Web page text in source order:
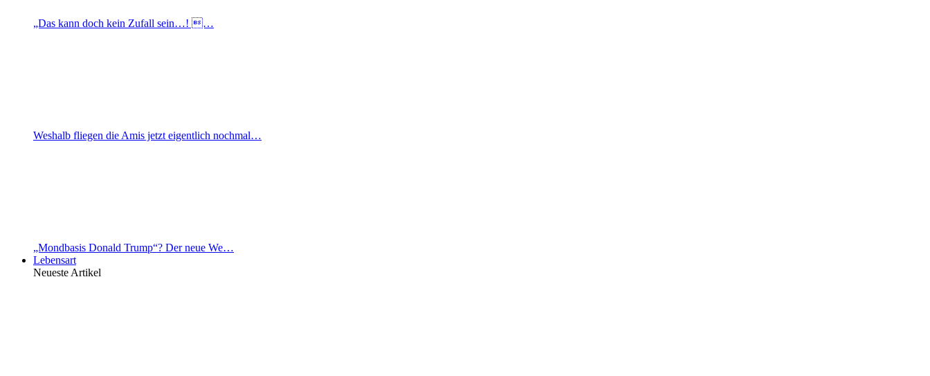
„Das kann doch kein Zufall sein…! …
Weshalb fliegen die Amis jetzt eigentlich nochmal…
„Mondbasis Donald Trump“? Der neue We…
Lebensart
Neueste Artikel